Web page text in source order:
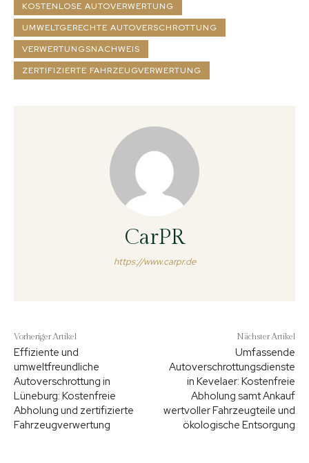
KOSTENLOSE AUTOVERWERTUNG
UMWELTGERECHTE AUTOVERSCHROTTUNG
VERWERTUNGSNACHWEIS
ZERTIFIZIERTE FAHRZEUGVERWERTUNG
CarPR
https://www.carpr.de
Vorheriger Artikel
Effiziente und
umweltfreundliche
Autoverschrottung in
Lüneburg: Kostenfreie
Abholung und zertifizierte
Fahrzeugverwertung
Nächster Artikel
Umfassende
Autoverschrottungsdienste
in Kevelaer: Kostenfreie
Abholung samt Ankauf
wertvoller Fahrzeugteile und
ökologische Entsorgung